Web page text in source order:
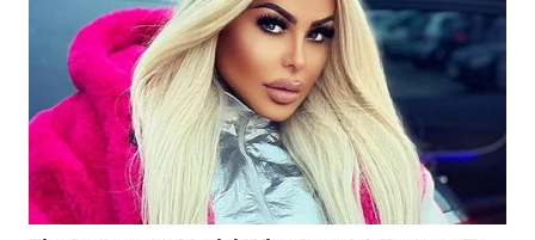
TANJUNG
LESUNG
WN
KARO
WN
SIMALUNGUN